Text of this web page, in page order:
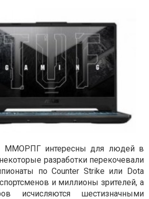
ММОРПГ интересны для людей в
разработки перекочевали
по Counter Strike или Dota
и миллионы зрителей, а
исчисляются шестизначными